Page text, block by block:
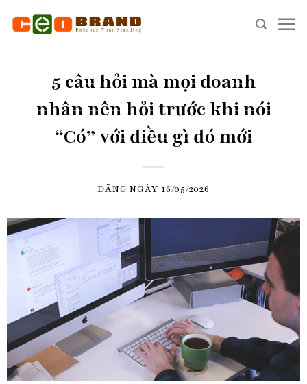
5 câu hỏi mà mọi doanh
nhân nên hỏi trước khi nói
“Có” với điều gì đó mới
ĐĂNG NGÀY 16/05/2026